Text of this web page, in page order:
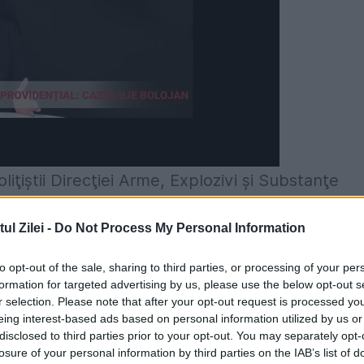
Zilei - Do Not Process My Personal Information
opt-out of the sale, sharing to third parties, or processing of your
for targeted advertising by us, please use the below opt-out
selection. Please note that after your opt-out request is processed
interest-based ads based on personal information utilized by us
to third parties prior to your opt-out. You may separately
of your personal information by third parties on the IAB’s list of
Direcţiei Arme, Explozivi şi Substanţe
pentru prevenirea şi sancţionarea faptelor de
de protecţie a plantelor, fiind vizate
de amoniu.
cetăţeanului, prin activităţi de prevenire,
generate de nerespectarea